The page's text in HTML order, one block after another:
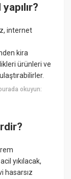
internet
kira
ürünleri ve
okuyun:
yıkılacak,
hasarsız